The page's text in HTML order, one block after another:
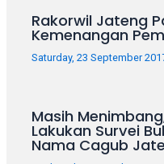
Rakorwil Jateng
Kemenangan
Saturday, 23 September
Masih
Lakukan Survei
Nama Cagub